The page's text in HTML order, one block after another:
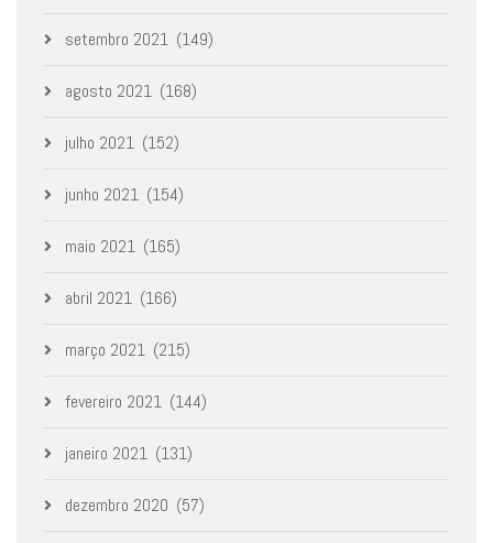
setembro 2021 (149)
agosto 2021 (168)
julho 2021 (152)
junho 2021 (154)
maio 2021 (165)
abril 2021 (166)
março 2021 (215)
fevereiro 2021 (144)
janeiro 2021 (131)
dezembro 2020 (57)